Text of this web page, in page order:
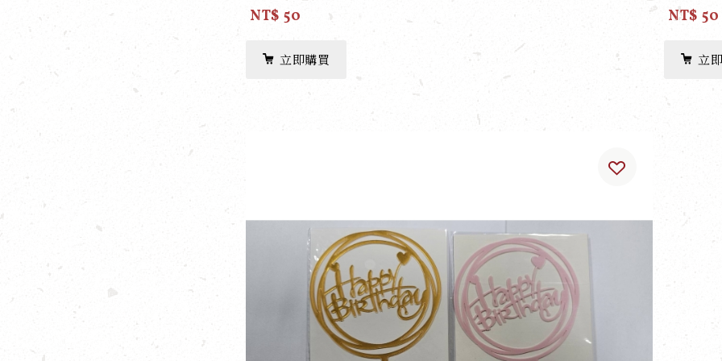
NT$ 50
立即購買
NT$ 50
立